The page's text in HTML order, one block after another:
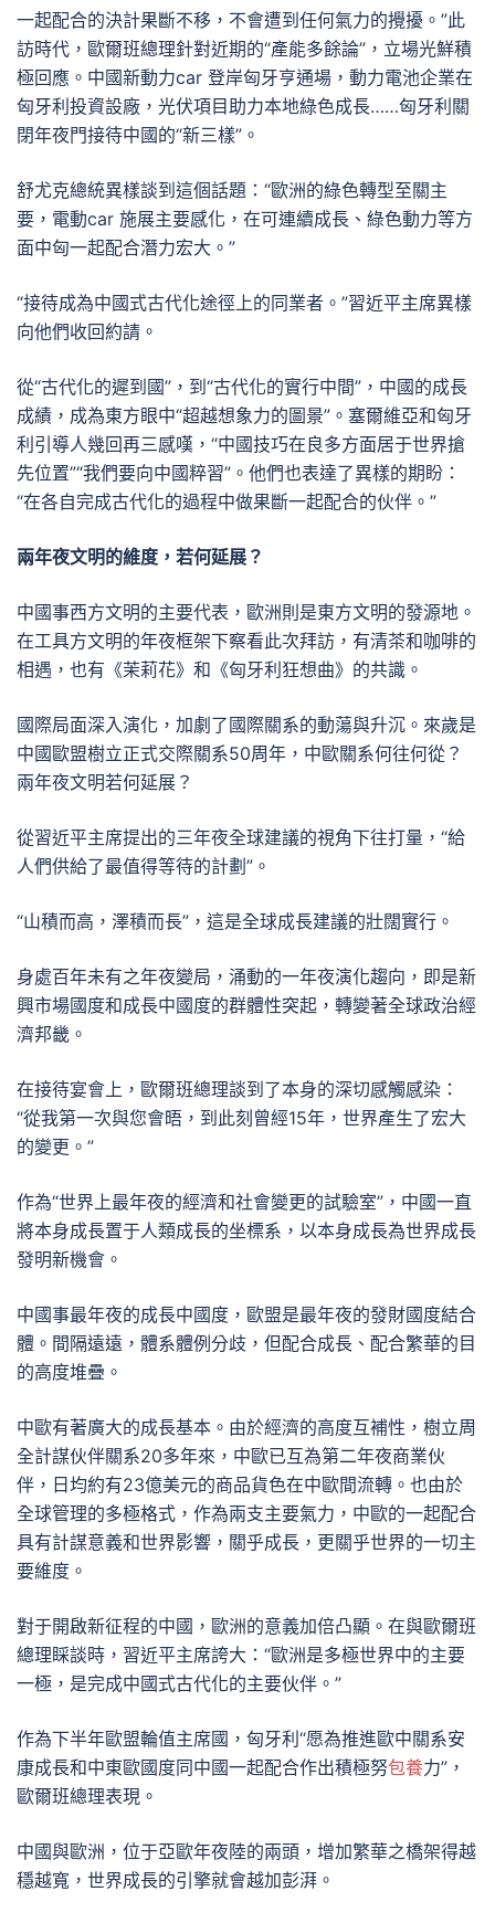
一起配合的決計果斷不移，不會遭到任何氣力的攪擾。”此
訪時代，歐爾班總理針對近期的“產能多餘論”，立場光鮮積
極回應。中國新動力car 登岸匈牙亨通場，動力電池企業在
匈牙利投資設廠，光伏項目助力本地綠色成長……匈牙利關
閉年夜門接待中國的“新三樣”。
舒尤克總統異樣談到這個話題：“歐洲的綠色轉型至關主
要，電動car 施展主要感化，在可連續成長、綠色動力等方
面中匈一起配合潛力宏大。”
“接待成為中國式古代化途徑上的同業者。”習近平主席異樣
向他們收回約請。
從“古代化的遲到國”，到“古代化的實行中間”，中國的成長
成績，成為東方眼中“超越想象力的圖景”。塞爾維亞和匈牙
利引導人幾回再三感嘆，“中國技巧在良多方面居于世界搶
先位置”“我們要向中國粹習”。他們也表達了異樣的期盼：
“在各自完成古代化的過程中做果斷一起配合的伙伴。”
兩年夜文明的維度，若何延展？
中國事西方文明的主要代表，歐洲則是東方文明的發源地。
在工具方文明的年夜框架下察看此次拜訪，有清茶和咖啡的
相遇，也有《茉莉花》和《匈牙利狂想曲》的共識。
國際局面深入演化，加劇了國際關系的動蕩與升沉。來歲是
中國歐盟樹立正式交際關系50周年，中歐關系何往何從？
兩年夜文明若何延展？
從習近平主席提出的三年夜全球建議的視角下往打量，“給
人們供給了最值得等待的計劃”。
“山積而高，澤積而長”，這是全球成長建議的壯闊實行。
身處百年未有之年夜變局，涌動的一年夜演化趨向，即是新
興市場國度和成長中國度的群體性突起，轉變著全球政治經
濟邦畿。
在接待宴會上，歐爾班總理談到了本身的深切感觸感染：
“從我第一次與您會晤，到此刻曾經15年，世界產生了宏大
的變更。”
作為“世界上最年夜的經濟和社會變更的試驗室”，中國一直
將本身成長置于人類成長的坐標系，以本身成長為世界成長
發明新機會。
中國事最年夜的成長中國度，歐盟是最年夜的發財國度結合
體。間隔遠遠，體系體例分歧，但配合成長、配合繁華的目
的高度堆疊。
中歐有著廣大的成長基本。由於經濟的高度互補性，樹立周
全計謀伙伴關系20多年來，中歐已互為第二年夜商業伙
伴，日均約有23億美元的商品貨色在中歐間流轉。也由於
全球管理的多極格式，作為兩支主要氣力，中歐的一起配合
具有計謀意義和世界影響，關乎成長，更關乎世界的一切主
要維度。
對于開啟新征程的中國，歐洲的意義加倍凸顯。在與歐爾班
總理睬談時，習近平主席誇大：“歐洲是多極世界中的主要
一極，是完成中國式古代化的主要伙伴。”
作為下半年歐盟輪值主席國，匈牙利“愿為推進歐中關系安
康成長和中東歐國度同中國一起配合作出積極努包養力”，
歐爾班總理表現。
中國與歐洲，位于亞歐年夜陸的兩頭，增加繁華之橋架得越
穩越寬，世界成長的引擎就會越加彭湃。